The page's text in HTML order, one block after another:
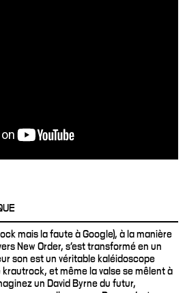
mais la faute à Google), à la manière
New Order, s’est transformé en un
son est un véritable kaléidoscope
krautrock, et même la valse se mêlent à
un David Byrne du futur,